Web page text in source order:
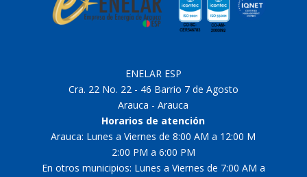
ENELAR ESP
Cra. 22 No. 22 - 46 Barrio 7 de Agosto
Arauca - Arauca
Horarios de atención
Arauca: Lunes a Viernes de 8:00 AM a 12:00 M
2:00 PM a 6:00 PM
En otros municipios: Lunes a Viernes de 7:00 AM a